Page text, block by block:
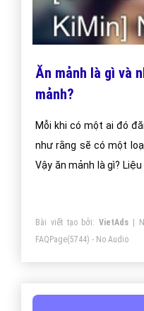
Ăn mảnh là gì và
mảnh?
Mỗi khi có một ai đó
như rằng sẽ có một
Vậy ăn mảnh là gì?
Bài viết tạo bởi:VietAds |
FAQPage(5744) - No Audio